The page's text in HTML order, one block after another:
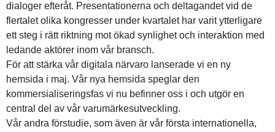
dialoger efteråt. Presentationerna och deltagandet vid de
flertalet olika kongresser under kvartalet har varit ytterligare
ett steg i rätt riktning mot ökad synlighet och interaktion med
ledande aktörer inom vår bransch.
För att stärka vår digitala närvaro lanserade vi en ny
hemsida i maj. Vår nya hemsida speglar den
kommersialiseringsfas vi nu befinner oss i och utgör en
central del av vår varumärkesutveckling.
Vår andra förstudie, som även är vår första internationella,